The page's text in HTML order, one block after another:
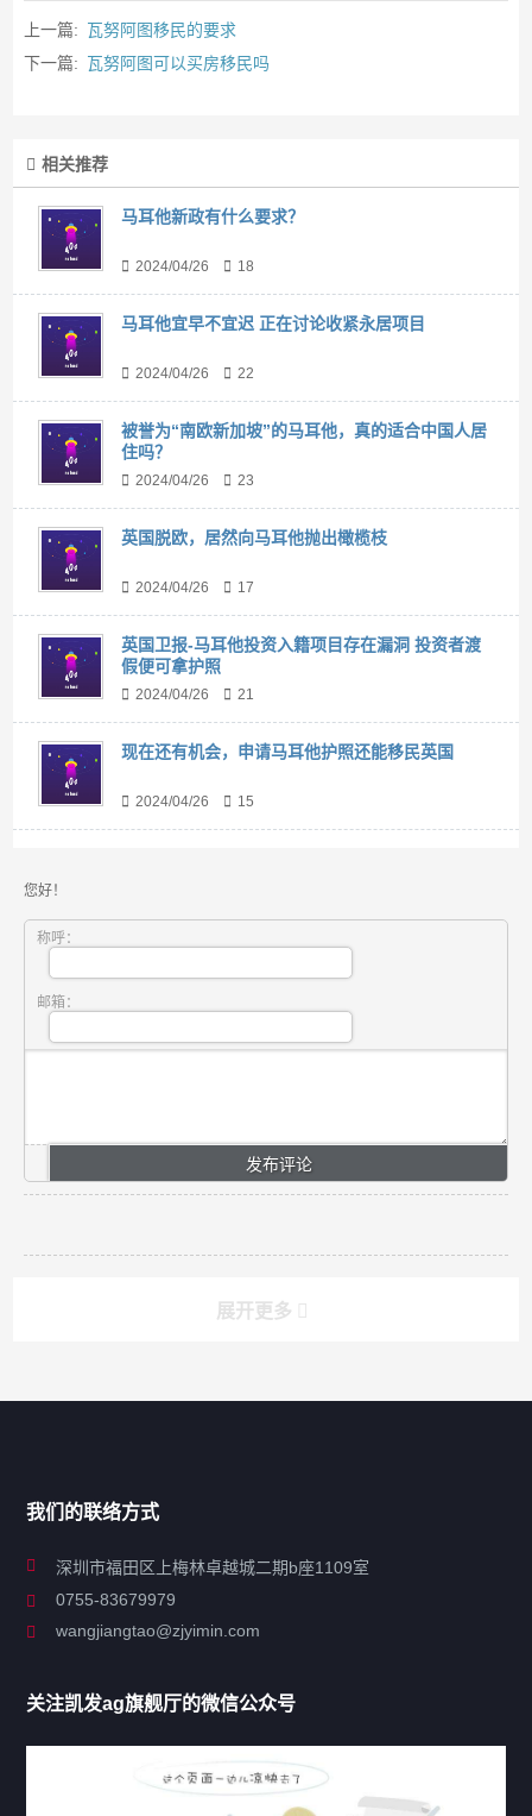
上一篇: 瓦努阿图移民的要求
下一篇: 瓦努阿图可以买房移民吗
相关推荐
马耳他新政有什么要求？
2024/04/26 18
马耳他宜早不宜迟 正在讨论收紧永居项目
2024/04/26 22
被誉为“南欧新加坡”的马耳他，真的适合中国人居
住吗？
2024/04/26 23
英国脱欧，居然向马耳他抛出橄榄枝
2024/04/26 17
英国卫报-马耳他投资入籍项目存在漏洞 投资者渡
假便可拿护照
2024/04/26 21
现在还有机会，申请马耳他护照还能移民英国
2024/04/26 15
您好！
称呼：
邮箱：
展开更多
联系凯发ag旗舰厅
我们的联络方式
深圳市福田区上梅林卓越城二期b座1109室
0755-83679979
wangjiangtao@zjyimin.com
关注凯发ag旗舰厅的微信公众号